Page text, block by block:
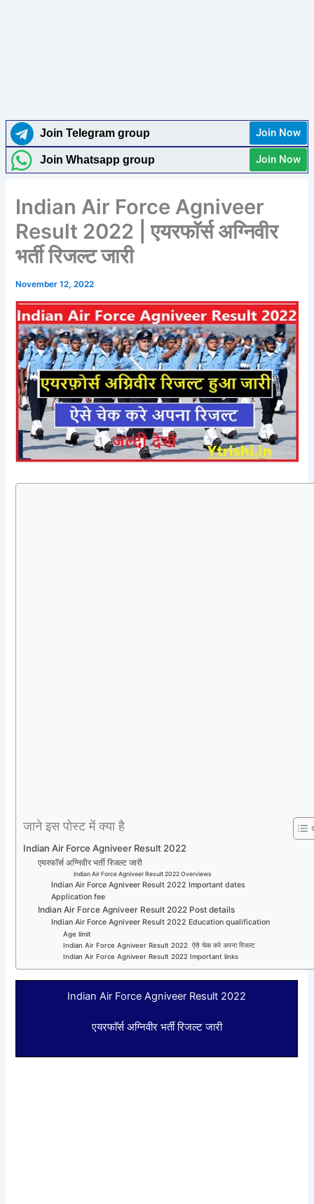
Join Telegram group Join Now
Join Whatsapp group Join Now
Indian Air Force Agniveer
Result 2022 | एयरफाॅर्स अग्निवीर
भर्ती रिजल्ट जारी
November 12, 2022
जाने इस पोस्ट में क्या है
Indian Air Force Agniveer Result 2022
एयरफाॅर्स अग्निवीर भर्ती रिजल्ट जारी
Indian Air Force Agniveer Result 2022 Overviews
Indian Air Force Agniveer Result 2022 Important dates
Application fee
Indian Air Force Agniveer Result 2022 Post details
Indian Air Force Agniveer Result 2022 Education qualification
Age limit
Indian Air Force Agniveer Result 2022 ऐसे चेक करे अपना रिजल्ट
Indian Air Force Agniveer Result 2022 Important links
Indian Air Force Agniveer Result 2022
एयरफाॅर्स अग्निवीर भर्ती रिजल्ट जारी